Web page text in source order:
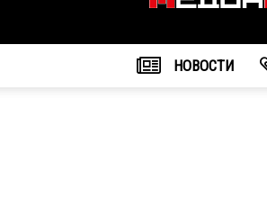
НОВОСТИ